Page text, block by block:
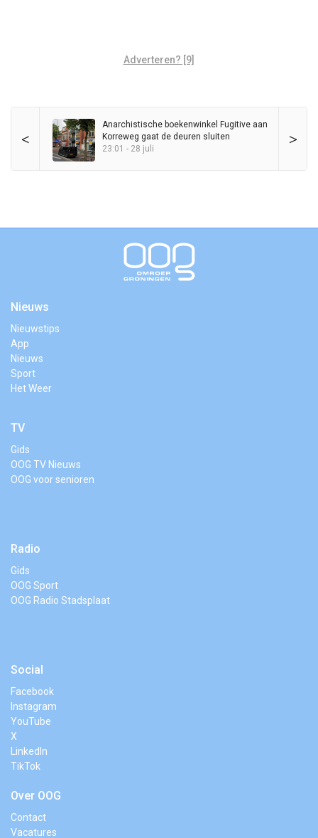
Adverteren? [9]
< >
Anarchistische boekenwinkel Fugitive aan
Korreweg gaat de deuren sluiten
23:01 - 28 juli
Nieuws
Nieuwstips
App
Nieuws
Sport
Het Weer
TV
Gids
OOG TV Nieuws
OOG voor senioren
Radio
Gids
OOG Sport
OOG Radio Stadsplaat
Social
Facebook
Instagram
YouTube
X
LinkedIn
TikTok
Over OOG
Contact
Vacatures